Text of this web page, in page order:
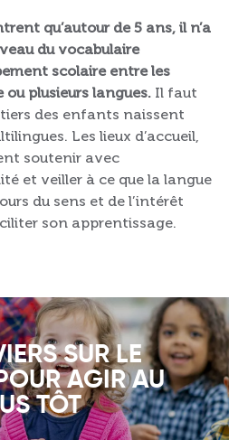
qu’autour de 5 ans, il n’a
du vocabulaire
scolaire entre les
plusieurs langues. Il faut
des enfants naissent
Les lieux d’accueil,
soutenir avec
et veiller à ce que la langue
du sens et de l’intérêt
son apprentissage.
SUR LE
AGIR AU
TÔT